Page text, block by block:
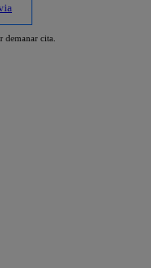
cita.